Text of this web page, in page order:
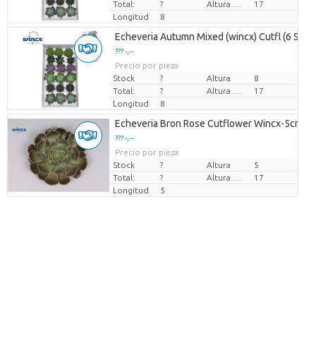
Total: ?
17
Longitud
8
Echeveria Autumn Mixed (wincx) Cutfl (6
??? -,--
Precio por pieza
Stock
? Altura
8
Total:
?
17
Longitud
8
Echeveria Bron Rose Cutflower Wincx-5cm
??? -,--
Precio por pieza
Stock
? Altura
5
Total:
?
17
Longitud
5